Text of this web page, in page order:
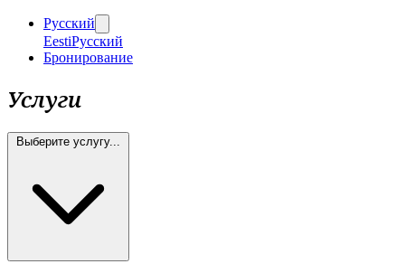
Русский
EestiРусский
Бронирование
Услуги
Выберите услугу...